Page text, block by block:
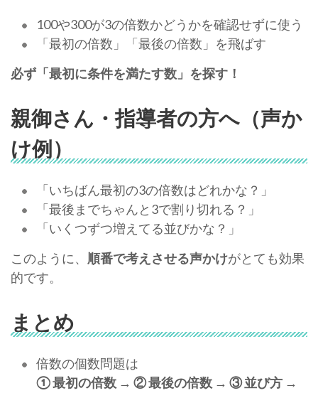
100や300が3の倍数かどうかを確認せずに使う
「最初の倍数」「最後の倍数」を飛ばす
必ず「最初に条件を満たす数」を探す！
親御さん・指導者の方へ（声か
け例）
「いちばん最初の3の倍数はどれかな？」
「最後までちゃんと3で割り切れる？」
「いくつずつ増えてる並びかな？」
このように、 順番で考えさせる声かけがとても効果
的です。
まとめ
倍数の個数問題は
① 最初の倍数 → ② 最後の倍数 → ③ 並び方 →